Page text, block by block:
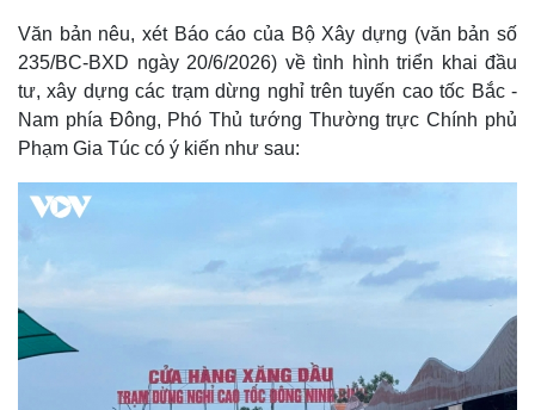
Văn bản nêu, xét Báo cáo của Bộ Xây dựng (văn bản số
235/BC-BXD ngày 20/6/2026) về tình hình triển khai đầu
tư, xây dựng các trạm dừng nghỉ trên tuyến cao tốc Bắc -
Nam phía Đông, Phó Thủ tướng Thường trực Chính phủ
Phạm Gia Túc có ý kiến như sau: